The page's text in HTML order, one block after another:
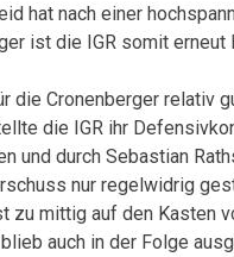
hat nach einer
ist die IGR somit erneut
die Cronenberger relativ
die IGR ihr
und durch Sebastian
nur regelwidrig
zu mittig auf den Kasten
auch in der Folge